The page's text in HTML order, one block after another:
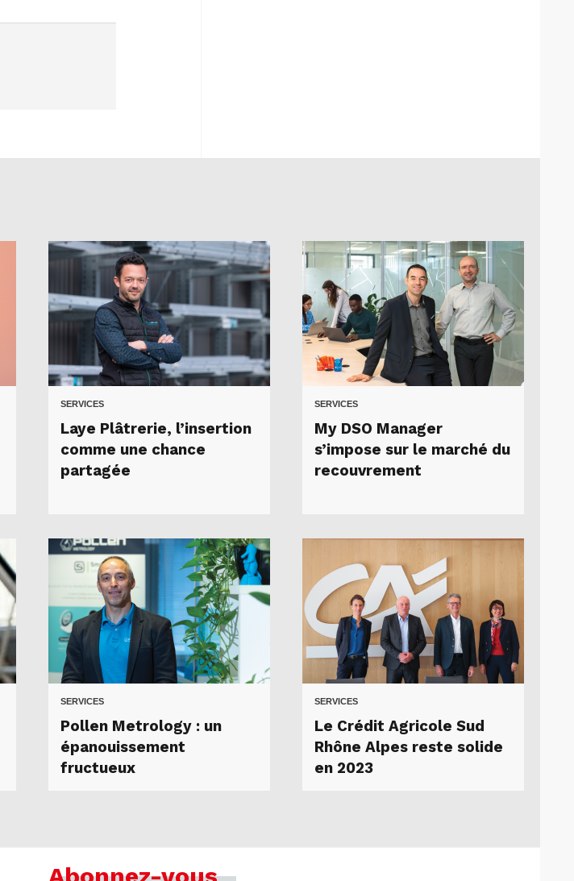
SERVICES
Laye Plâtrerie, l’insertion
comme une chance
partagée
SERVICES
My DSO Manager
s’impose sur le marché du
recouvrement
SERVICES
Pollen Metrology : un
épanouissement
fructueux
SERVICES
Le Crédit Agricole Sud
Rhône Alpes reste solide
en 2023